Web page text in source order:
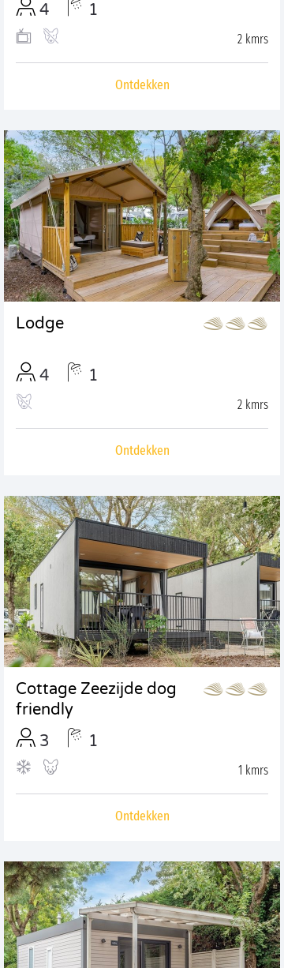
4 1
2 kmrs
Ontdekken
Lodge
4 1
2 kmrs
Ontdekken
Cottage Zeezijde dog
friendly
3
1
1 kmrs
Ontdekken